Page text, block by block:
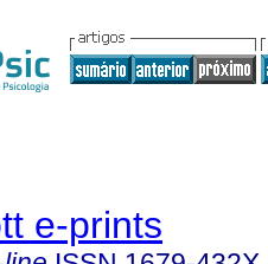
e-prints